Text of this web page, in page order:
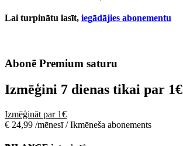
Lai turpinātu lasīt, iegādājies abonementu
Abonē Premium saturu
Izmēģini 7 dienas tikai par 1€
Izmēģināt par 1€
€ 24,99 /mēnesī / Ikmēneša abonements